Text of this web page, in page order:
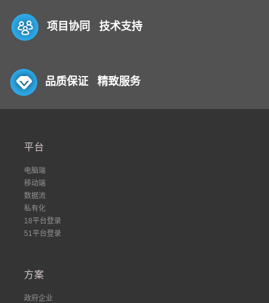
项目协同 技术支持
品质保证 精致服务
平台
电脑端
移动端
数据流
私有化
18平台登录
51平台登录
方案
政府企业